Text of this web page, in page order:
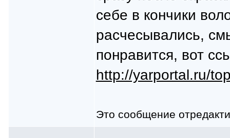
себе в кончики
расчесывались,
понравится, вот
http://yarportal.ru/
Это сообщение